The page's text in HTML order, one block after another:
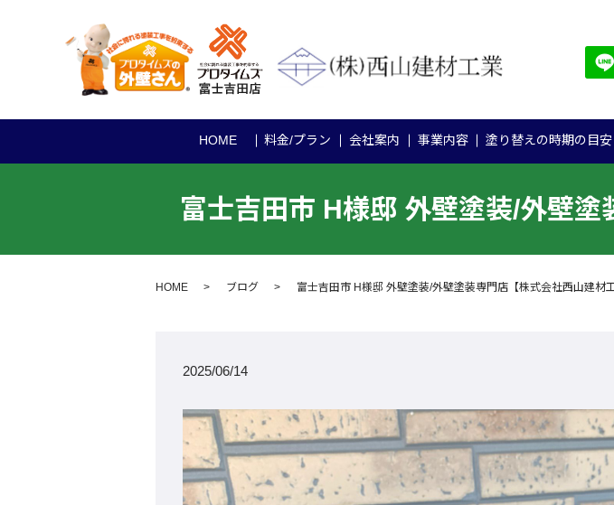
HOME 料金/プラン 会社案内 事業内容 塗り替えの時期の目安
富士吉田市 H様邸 外壁塗装/外壁塗
HOME ブログ 富士吉田市 H様邸 外壁塗装/外壁塗装専門店【株式会社西山建材工
2025/06/14